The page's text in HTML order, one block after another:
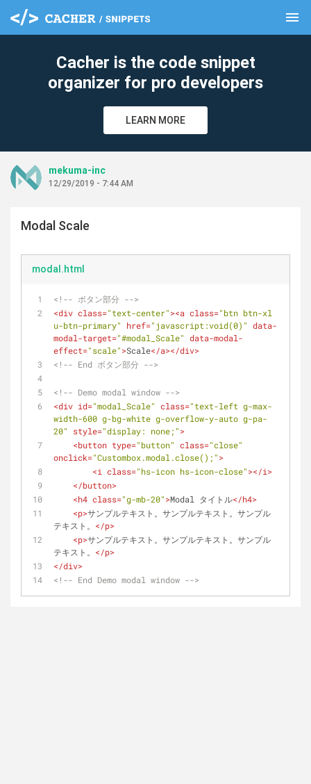
menu
Cacher is the code snippet
organizer for pro developers
LEARN MORE
mekuma-inc
12/29/2019 - 7:44 AM
Modal Scale
modal.html
<!-- ボタン部分 -->
<div class="text-center"><a class="btn btn-xl
u-btn-primary"
href="javascript:void(0)" data-
modal-target="#modal_Scale" data-modal-
effect="scale">Scale</a></div>
<!-- End ボタン部分 -->
<!-- Demo modal window -->
<div id="modal_Scale" class="text-left g-max-
width-600 g-bg-white g-overflow-y-auto g-pa-
20"
style="display: none;">
<button type="button" class="close"
onclick="Custombox.modal.close();">
<i class="hs-icon hs-icon-close"></i>
</button>
<h4 class="g-mb-20">Modal タイトル</h4>
<p>サンプルテキスト。サンプルテキスト。サンプル
テキスト。 </p>
<p>サンプルテキスト。サンプルテキスト。サンプル
テキスト。 </p>
</div>
<!-- End Demo modal window -->
clear